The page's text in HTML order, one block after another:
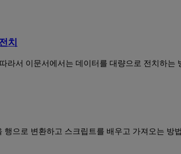
치
라서 이문서에서는 데이터를 대량으로 전치하는
행으로 변환하고 스크립트를 배우고 가져오는 방